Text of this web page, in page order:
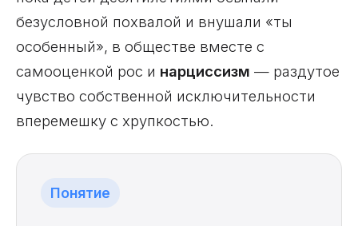
безусловной похвалой и внушали «ты
особенный», в обществе вместе с
самооценкой рос и нарциссизм — раздутое
чувство собственной исключительности
вперемешку с хрупкостью.
Понятие